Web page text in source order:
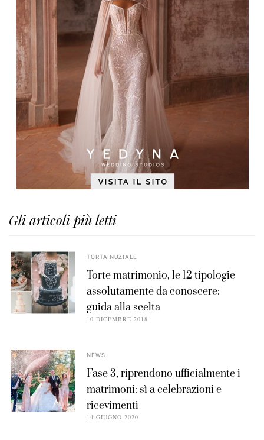
Gli articoli più letti
TORTA NUZIALE
Torte matrimonio, le 12 tipologie
assolutamente da conoscere:
guida alla scelta
10 DICEMBRE 2018
NEWS
Fase 3, riprendono ufficialmente i
matrimoni: sì a celebrazioni e
ricevimenti
14 GIUGNO 2020